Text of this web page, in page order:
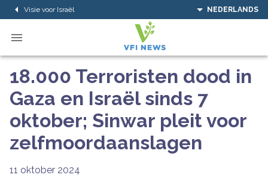
Visie voor Israël NEDERLANDS
18.000 Terroristen dood in
Gaza en Israël sinds 7
oktober; Sinwar pleit voor
zelfmoordaanslagen
11 oktober 2024